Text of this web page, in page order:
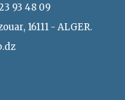
93 48 09
16111 - ALGER.